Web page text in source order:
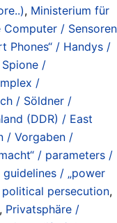
, Ministerium für
Computer / Sensoren
Phones“ / Handys /
/
/
/ Söldner /
(DDR) / East
/ Vorgaben /
/ parameters /
/ „power
persecution,
, Privatsphäre /